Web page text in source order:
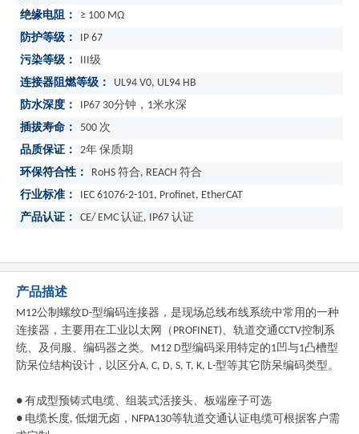
绝缘电阻：
≥ 100 MΩ
防护等级：
IP 67
污染等级：
III级
连接器阻燃等级：
UL94 V0, UL94 HB
防水深度：
IP67 30分钟，1米水深
插拔寿命：
500 次
品质保证：
2年 保质期
环保符合性：
RoHS 符合, REACH 符合
行业标准：
IEC 61076-2-101, Profinet, EtherCAT
产品认证：
CE/ EMC 认证, IP67 认证
产品描述
M12公制螺纹D-型编码连接器，是现场总线布线系统中常用的一种
连接器，主要用在工业以太网（ PROFINET)、轨道交通CCTV控制系
统、及伺服、编码器之类。 M12 D型编码采用特定的1凹与1凸槽型
防呆位结构设计，以区分A, C, D, S, T, K, L-型等其它防呆编码类型。
● 有成型预铸式电缆、组装式活接头、板端座子可选
● 电缆长度, 低烟无卤， NFPA130等轨道交通认证电缆可根据客户需